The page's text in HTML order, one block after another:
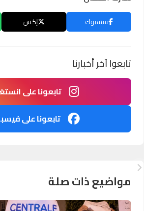
فيسبوك إكس
تابعوا آخر أخبارنا
تابعونا على
تابعونا على
مواضيع ذات صلة